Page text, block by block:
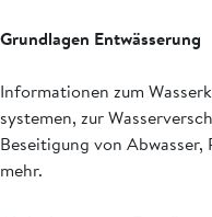
Grundlagen Entwässerung
Informationen zum
systemen, zur
Beseitigung von
mehr.